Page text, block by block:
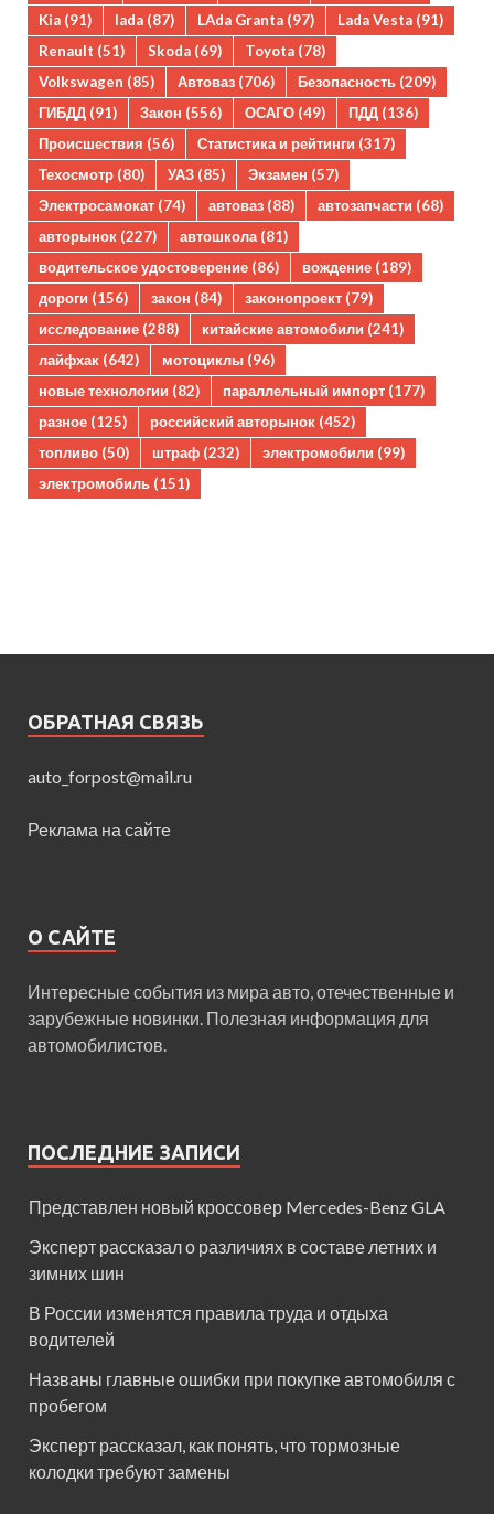
Kia (91) lada (87) LAda Granta (97) Lada Vesta (91)
Renault (51) Skoda (69) Toyota (78)
Volkswagen (85) Автоваз (706) Безопасность (209)
ГИБДД (91) Закон (556) ОСАГО (49) ПДД (136)
Происшествия (56) Статистика и рейтинги (317)
Техосмотр (80) УАЗ (85) Экзамен (57)
Электросамокат (74) автоваз (88) автозапчасти (68)
авторынок (227) автошкола(81)
водительское удостоверение (86) вождение (189)
дороги (156) закон (84) законопроект (79)
исследование (288) китайские автомобили (241)
лайфхак (642) мотоциклы (96)
новые технологии (82) параллельный импорт (177)
разное (125) российский авторынок (452)
топливо (50) штраф (232) электромобили (99)
электромобиль (151)
ОБРАТНАЯ СВЯЗЬ
auto_forpost@mail.ru
Реклама на сайте
О САЙТЕ
Интересные события из мира авто, отечественные и
зарубежные новинки. Полезная информация для
автомобилистов.
ПОСЛЕДНИЕ ЗАПИСИ
Представлен новый кроссовер Mercedes-Benz GLA
Эксперт рассказал о различиях в составе летних и
зимних шин
В России изменятся правила труда и отдыха
водителей
Названы главные ошибки при покупке автомобиля с
пробегом
Эксперт рассказал, как понять, что тормозные
колодки требуют замены